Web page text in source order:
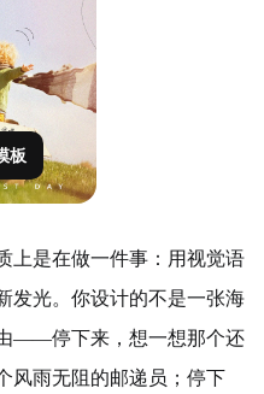
板
上是在做一件事：用视觉语
发光。你设计的不是一张海
——停下来，想一想那个还
风雨无阻的邮递员；停下